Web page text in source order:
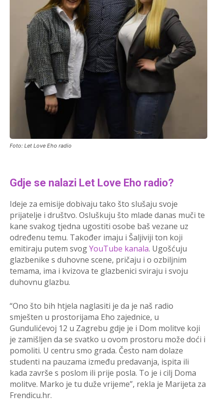
Foto: Let Love Eho radio
Gdje se nalazi Let Love Eho radio?
Ideje za emisije dobivaju tako što slušaju svoje
prijatelje i društvo. Osluškuju što mlade danas muči te
kane svakog tjedna ugostiti osobe baš vezane uz
određenu temu. Također imaju i Šaljiviji ton koji
emitiraju putem svogYouTube kanala. Ugošćuju
glazbenike s duhovne scene, pričaju i o ozbiljnim
temama, ima i kvizova te glazbenici sviraju i svoju
duhovnu glazbu.
“Ono što bih htjela naglasiti je da je naš radio
smješten u prostorijama Eho zajednice, u
Gundulićevoj 12 u Zagrebu gdje je i Dom molitve koji
je zamišljen da se svatko u ovom prostoru može doći i
pomoliti. U centru smo grada. Često nam dolaze
studenti na pauzama između predavanja, ispita ili
kada završe s poslom ili prije posla. To je i cilj Doma
molitve. Marko je tu duže vrijeme”, rekla je Marijeta za
Frendicu.hr.